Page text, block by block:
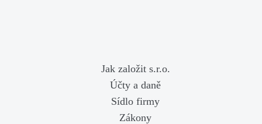
Jak založit s.r.o.
Účty a daně
Sídlo firmy
Zákony